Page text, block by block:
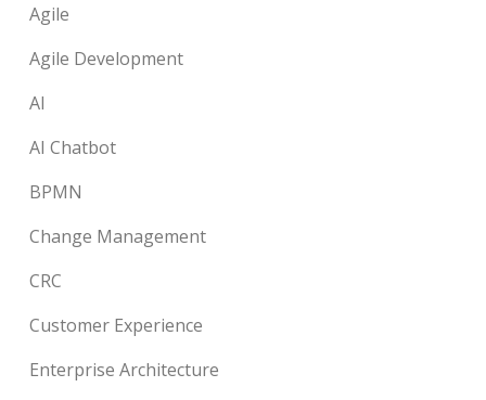
Agile
Agile Development
AI
AI Chatbot
BPMN
Change Management
CRC
Customer Experience
Enterprise Architecture